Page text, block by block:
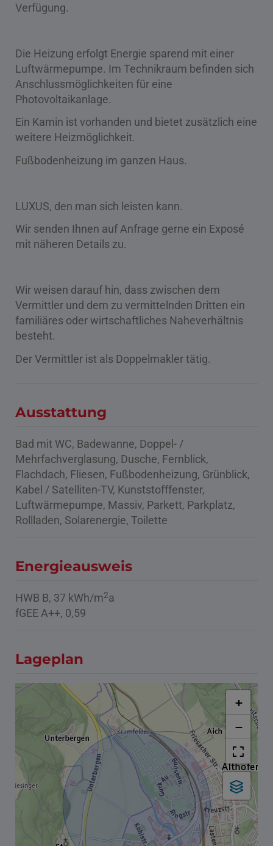
Verfügung.
Die Heizung erfolgt Energie sparend mit einer
Luftwärmepumpe. Im Technikraum befinden sich
Anschlussmöglichkeiten für eine
Photovoltaikanlage.
Ein Kamin ist vorhanden und bietet zusätzlich eine
weitere Heizmöglichkeit.
Fußbodenheizung im ganzen Haus.
LUXUS, den man sich leisten kann.
Wir senden Ihnen auf Anfrage gerne ein Exposé
mit näheren Details zu.
Wir weisen darauf hin, dass zwischen dem
Vermittler und dem zu vermittelnden Dritten ein
familiäres oder wirtschaftliches Naheverhältnis
besteht.
Der Vermittler ist als Doppelmakler tätig.
Ausstattung
Bad mit WC Badewanne Doppel- /
Mehrfachverglasung Dusche Fernblick
Flachdach Fliesen Fußbodenheizung Grünblick
Kabel / Satelliten-TV Kunststofffenster
Luftwärmepumpe Massiv Parkett Parkplatz
Rollladen Solarenergie Toilette
Energieausweis
HWB B, 37 kWh/m2a
fGEEA++, 0,59
Lageplan
+
−